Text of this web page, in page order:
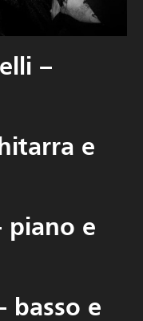
–
e
piano e
basso e